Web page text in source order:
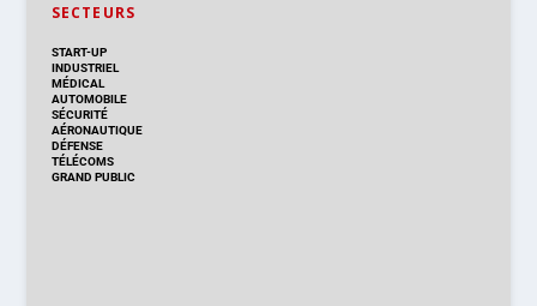
SECTEURS
START-UP
INDUSTRIEL
MÉDICAL
AUTOMOBILE
SÉCURITÉ
AÉRONAUTIQUE
DÉFENSE
TÉLÉCOMS
GRAND PUBLIC